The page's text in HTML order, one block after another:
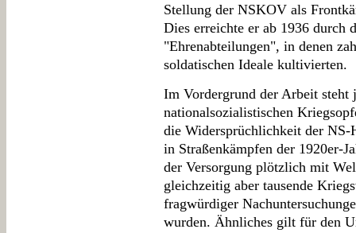
Stellung der NSKOV als
Dies erreichte er ab 1936 durch
"Ehrenabteilungen", in denen
soldatischen Ideale kultivierten.
Im Vordergrund der Arbeit steht
nationalsozialistischen
die Widersprüchlichkeit der NS-
in Straßenkämpfen der 1920er-
der Versorgung plötzlich mit
gleichzeitig aber tausende
fragwürdiger
wurden. Ähnliches gilt für den